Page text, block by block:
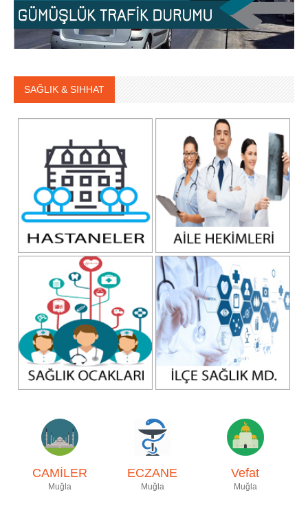
SAĞLIK & SIHHAT
CAMİLER
Muğla
ECZANE
Muğla
Vefat
Muğla